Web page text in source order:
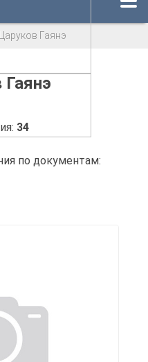
Царуков Гаянэ
Гаянэ
34
по документам: